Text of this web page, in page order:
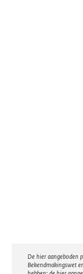
De hier aangeboden
Bekendmakingswet